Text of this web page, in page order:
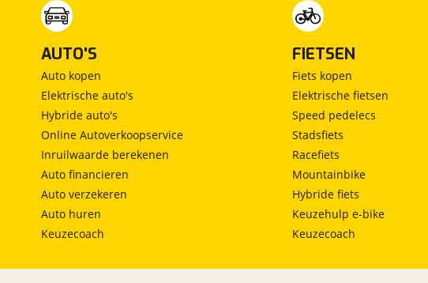
AUTO'S
Auto kopen
Elektrische auto's
Hybride auto's
Online Autoverkoopservice
Inruilwaarde berekenen
Auto financieren
Auto verzekeren
Auto huren
Keuzecoach
FIETSEN
Fiets kopen
Elektrische fietsen
Speed pedelecs
Stadsfiets
Racefiets
Mountainbike
Hybride fiets
Keuzehulp e-bike
Keuzecoach